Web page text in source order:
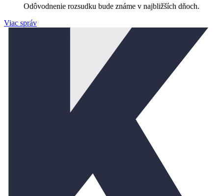
Odôvodnenie rozsudku bude známe v najbližších dňoch.
Viac správ